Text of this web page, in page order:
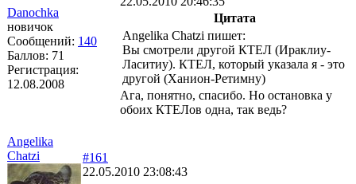
Danochka
новичок
Сообщений: 140
Баллов: 71
Регистрация:
12.08.2008
Цитата
Angelika Chatzi пишет:
Вы смотрели другой КТЕЛ (Ираклиу-
Ласитиу). КТЕЛ, который указала я - это
другой (Ханион-Ретимну)
Ага, понятно, спасибо. Но остановка у
обоих КТЕЛов одна, так ведь?
Angelika
Chatzi
#161
22.05.2010 23:08:43